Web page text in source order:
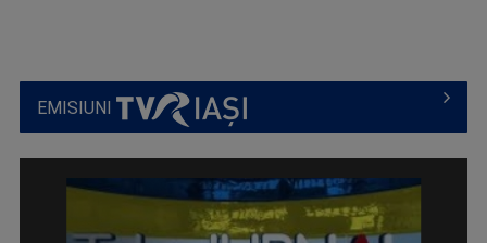
EMISIUNI